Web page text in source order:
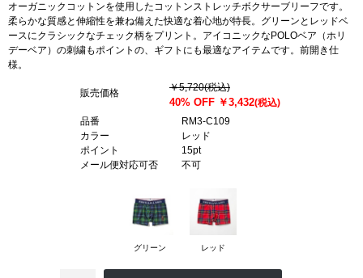
オーガニックコットンを使用したコットンストレッチボクサーブリーフです。
柔らかな質感と伸縮性を兼ね備えた快適な着心地が特長。グリーンとレッドベ
ースにクラシックなチェック柄をプリント。アイコニックなPOLOベア（ホリ
デーベア）の刺繍もポイントの、ギフトにも最適なアイテムです。前開き仕
様。
販売価格 ￥5,720(税込)
40% OFF ￥3,432(税込)
品番
RM3-C109
カラー
レッド
ポイント
15pt
メール便対応可否
不可
グリーン レッド